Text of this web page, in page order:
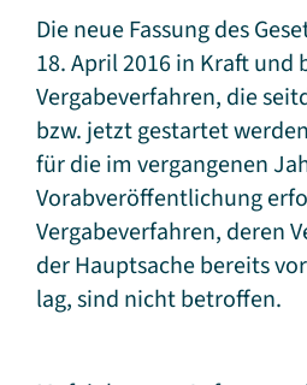
Die neue Fassung des
18. April 2016 in Kraft und
Vergabeverfahren, die
bzw. jetzt gestartet
für die im vergangenen
Vorabveröffentlichung
Vergabeverfahren, deren
der Hauptsache bereits
lag, sind nicht betroffen.